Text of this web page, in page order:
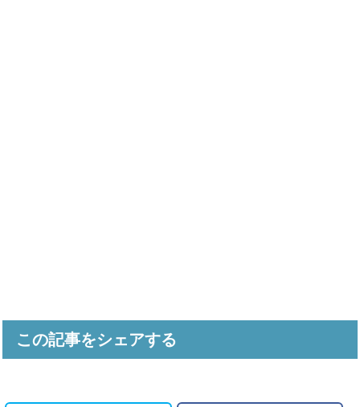
この記事をシェアする